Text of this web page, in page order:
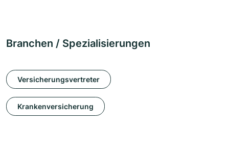
Branchen / Spezialisierungen
Versicherungsvertreter
Krankenversicherung